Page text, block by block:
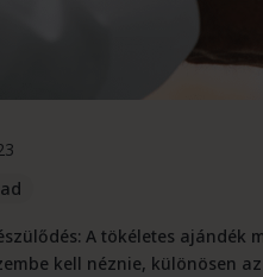
A tökéletes ajándék
kell néznie, különösen